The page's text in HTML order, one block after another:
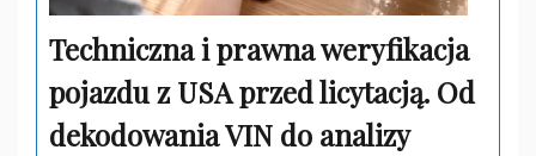
Techniczna i prawna weryfikacja
pojazdu z USA przed licytacją. Od
dekodowania VIN do analizy